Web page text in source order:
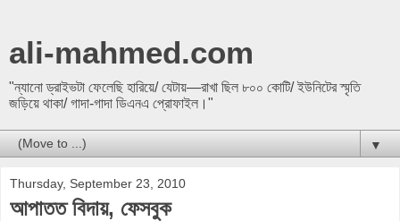
ali-mahmed.com
"ন্যানো ড্রাইভটা ফেলেছি হারিয়ে/ যেটায়—রাখা ছিল ৮০০ কোটি/ ইউনিটের স্মৃতি
জড়িয়ে থাকা/ গাদা-গাদা ডিএনএ প্রোফাইল।"
▼
Thursday, September 23, 2010
আপাতত বিদায়, ফেসবুক